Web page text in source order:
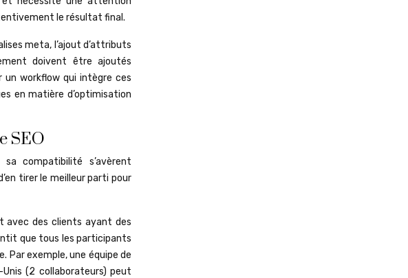
le résultat final.
meta, l’ajout d’attributs
doivent être ajoutés
un workflow qui intègre ces
en matière d’optimisation
SEO
compatibilité s’avèrent
tirer le meilleur parti pour
avec des clients ayant des
que tous les participants
exemple, une équipe de
(2 collaborateurs) peut